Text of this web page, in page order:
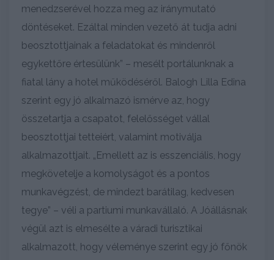
menedzserével hozza meg az iránymutató
döntéseket. Ezáltal minden vezető át tudja adni
beosztottjainak a feladatokat és mindenről
egykettőre értesülünk” – mesélt portálunknak a
fiatal lány a hotel működéséről. Balogh Lilla Edina
szerint egy jó alkalmazó ismérve az, hogy
összetartja a csapatot, felelősséget vállal
beosztottjai tetteiért, valamint motiválja
alkalmazottjait. „Emellett az is esszenciális, hogy
megkövetelje a komolyságot és a pontos
munkavégzést, de mindezt barátilag, kedvesen
tegye” – véli a partiumi munkavállaló. A Jóállásnak
végül azt is elmesélte a váradi turisztikai
alkalmazott, hogy véleménye szerint egy jó főnök